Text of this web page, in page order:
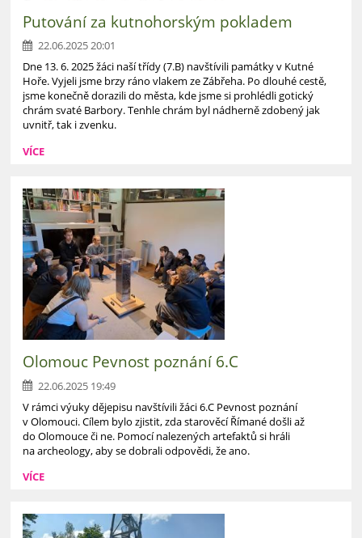
Putování za kutnohorským pokladem
22.06.2025 20:01
Dne 13. 6. 2025 žáci naší třídy (7.B) navštívili památky v Kutné
Hoře. Vyjeli jsme brzy ráno vlakem ze Zábřeha. Po dlouhé cestě,
jsme konečně dorazili do města, kde jsme si prohlédli gotický
chrám svaté Barbory. Tenhle chrám byl nádherně zdobený jak
uvnitř, tak i zvenku.
VÍCE
Olomouc Pevnost poznání 6.C
22.06.2025 19:49
V rámci výuky dějepisu navštívili žáci 6.C Pevnost poznání
v Olomouci. Cílem bylo zjistit, zda starověcí Římané došli až
do Olomouce či ne. Pomocí nalezených artefaktů si hráli
na archeology, aby se dobrali odpovědi, že ano.
VÍCE